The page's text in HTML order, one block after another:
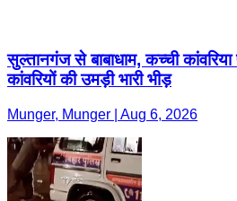
सुल्तानगंज से बाबाधाम, कच्ची कांवरिया
कांवरियों की उमड़ी भारी भीड़
Munger, Munger | Aug 6, 2026